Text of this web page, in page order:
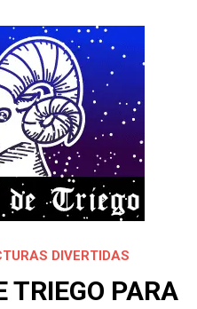
DIVERTIDAS
TRIEGO PARA